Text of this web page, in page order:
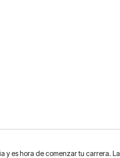
y es hora de comenzar tu carrera. La